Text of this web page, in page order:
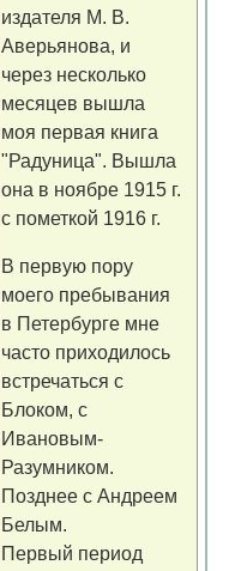
издателя М. В.
Аверьянова, и
через несколько
месяцев вышла
моя первая книга
"Радуница". Вышла
она в ноябре 1915 г.
с пометкой 1916 г.
В первую пору
моего пребывания
в Петербурге мне
часто приходилось
встречаться с
Блоком, с
Ивановым-
Разумником.
Позднее с Андреем
Белым.
Первый период